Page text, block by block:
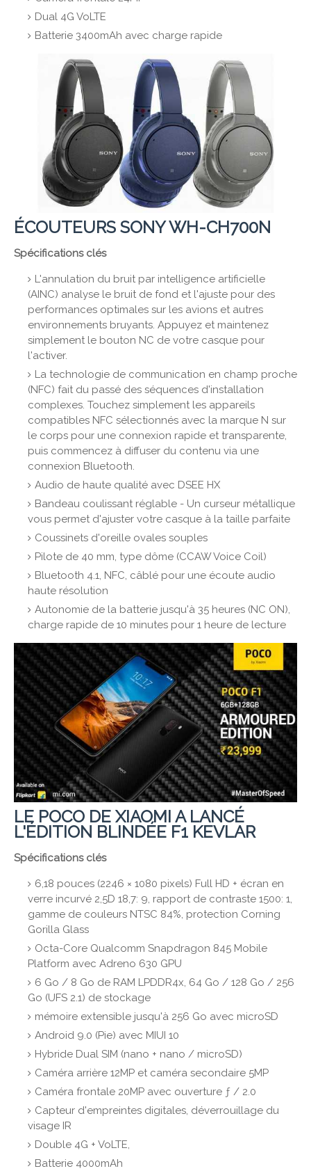
Dual 4G VoLTE
Batterie 3400mAh avec charge rapide
ÉCOUTEURS SONY WH-CH700N
Spécifications clés
L'annulation du bruit par intelligence artificielle
(AINC) analyse le bruit de fond et l'ajuste pour des
performances optimales sur les avions et autres
environnements bruyants. Appuyez et maintenez
simplement le bouton NC de votre casque pour
l'activer.
La technologie de communication en champ proche
(NFC) fait du passé des séquences d'installation
complexes. Touchez simplement les appareils
compatibles NFC sélectionnés avec la marque N sur
le corps pour une connexion rapide et transparente,
puis commencez à diffuser du contenu via une
connexion Bluetooth.
Audio de haute qualité avec DSEE HX
Bandeau coulissant réglable - Un curseur métallique
vous permet d'ajuster votre casque à la taille parfaite
Coussinets d'oreille ovales souples
Pilote de 40 mm, type dôme (CCAW Voice Coil)
Bluetooth 4.1, NFC, câblé pour une écoute audio
haute résolution
Autonomie de la batterie jusqu'à 35 heures (NC ON),
charge rapide de 10 minutes pour 1 heure de lecture
LE POCO DE XIAOMI A LANCÉ
L'ÉDITION BLINDÉE F1 KEVLAR
Spécifications clés
6,18 pouces (2246 × 1080 pixels) Full HD + écran en
verre incurvé 2,5D 18,7: 9, rapport de contraste 1500: 1,
gamme de couleurs NTSC 84%, protection Corning
Gorilla Glass
Octa-Core Qualcomm Snapdragon 845 Mobile
Platform avec Adreno 630 GPU
6 Go / 8 Go de RAM LPDDR4x, 64 Go / 128 Go / 256
Go (UFS 2.1) de stockage
mémoire extensible jusqu'à 256 Go avec microSD
Android 9.0 (Pie) avec MIUI 10
Hybride Dual SIM (nano + nano / microSD)
Caméra arrière 12MP et caméra secondaire 5MP
Caméra frontale 20MP avec ouverture ƒ / 2.0
Capteur d'empreintes digitales, déverrouillage du
visage IR
Double 4G + VoLTE,
Batterie 4000mAh